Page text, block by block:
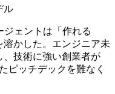
ル
ジェントは「作れる
かした。エンジニア未
技術に強い創業者が
ピッチデックを難なく